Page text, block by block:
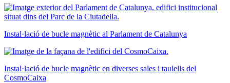
Instal·lació de bucle magnètic al Parlament de Catalunya
Instal·lació de bucle magnètic en diverses sales i taulells del
CosmoCaixa